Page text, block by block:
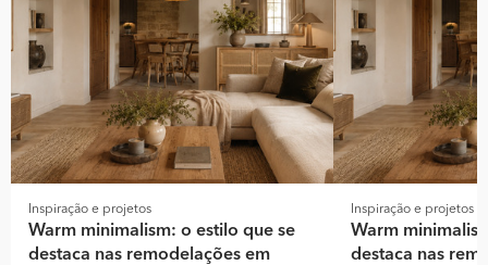
Inspiração e projetos
Warm minimalism: o estilo que se
destaca nas remodelações em
Inspiração e projetos
Warm
destaca nas